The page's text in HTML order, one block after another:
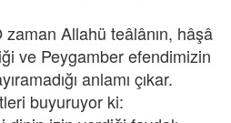
zaman Allahü teâlânın, hâşâ
ve Peygamber efendimizin
anlamı çıkar.
buyuruyor ki: